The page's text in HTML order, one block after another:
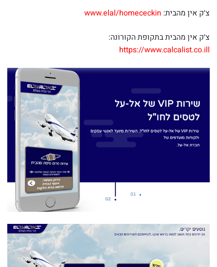
צ׳ק אין מהבית: www.elal/homececkin
צ׳ק אין מהבית בתקופת הקורונה:
https://www.calcalist.co.ill